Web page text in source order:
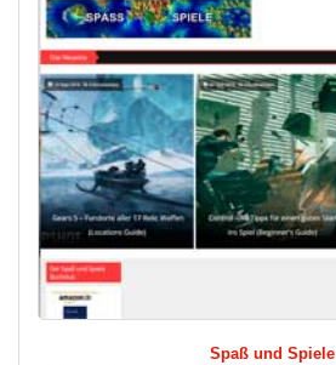
Spaß und Spiele